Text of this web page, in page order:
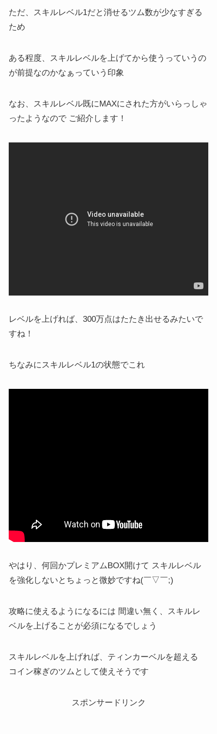
ただ、スキルレベル1だと消せるツム数が少なすぎる
ため
ある程度、スキルレベルを上げてから使うっていうの
が前提なのかなぁっていう印象
なお、スキルレベル既にMAXにされた方がいらっしゃ
ったようなので ご紹介します！
レベルを上げれば、300万点はたたき出せるみたいで
すね！
ちなみにスキルレベル1の状態でこれ
やはり、何回かプレミアムBOX開けて スキルレベル
を強化しないとちょっと微妙ですね(￣▽￣;)
攻略に使えるようになるには 間違い無く、スキルレ
ベルを上げることが必須になるでしょう
スキルレベルを上げれば、ティンカーベルを超える
コイン稼ぎのツムとして使えそうです
スポンサードリンク